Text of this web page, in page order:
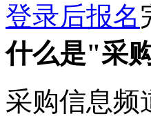
登录后报名
什么是"采
采购信息频